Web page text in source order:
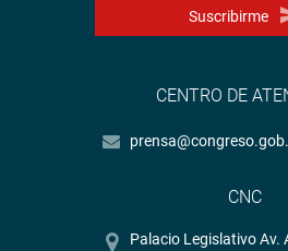
Suscribirme
CENTRO DE
CNC
Palacio Legislativo Av.